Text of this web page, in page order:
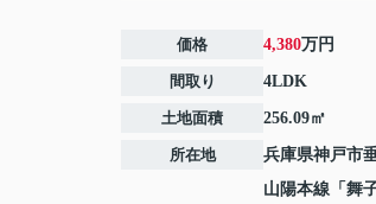
価格 4,380万円
間取り 4LDK
土地面積 256.09㎡
所在地 兵庫県神戸市
山陽本線 「 舞